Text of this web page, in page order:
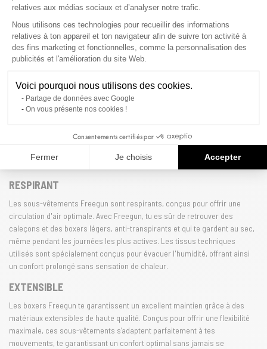
La qualité Freegun
Les matières de qualité de Freegun, coton et microfibre, offriront à tes
caleçons et boxers un confort irréprochable au quotidien. Grâce à
l'innovation de la marque, Freegun combine légèreté et durabilité, pour
respirants permettent une régulation optimale de la température, te
RESPIRANT
Les sous-vêtements Freegun sont respirants, conçus pour offrir une
circulation d'air optimale. Avec Freegun, tu es sûr de retrouver des
caleçons et des boxers légers, anti-transpirants et qui te gardent au sec,
même pendant les journées les plus actives. Les tissus techniques
utilisés sont spécialement conçus pour évacuer l'humidité, offrant ainsi
un confort prolongé sans sensation de chaleur.
EXTENSIBLE
Les boxers Freegun te garantissent un excellent maintien grâce à des
matériaux extensibles de haute qualité. Conçus pour offrir une flexibilité
maximale, ces sous-vêtements s’adaptent parfaitement à tes
mouvements, te garantissant un confort optimal sans jamais se
relatives aux médias sociaux et d’analyser notre trafic.
Nous utilisons ces technologies pour recueillir des informations
relatives à ton appareil et ton navigateur afin de suivre ton activité à
des fins marketing et fonctionnelles, comme la personnalisation des
publicités et l'amélioration du site Web.
Voici pourquoi nous utilisons des cookies.
Partage de données avec Google
On vous présente nos cookies !
Consentements certifiés par
Fermer Je choisis Accepter
Axeptio consent